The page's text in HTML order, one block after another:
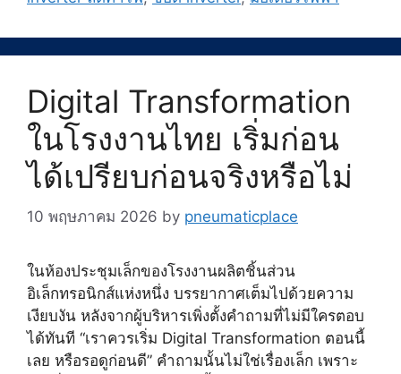
Digital Transformation
ในโรงงานไทย เริ่มก่อน
ได้เปรียบก่อนจริงหรือไม่
10 พฤษภาคม 2026 by pneumaticplace
ในห้องประชุมเล็กของโรงงานผลิตชิ้นส่วน
อิเล็กทรอนิกส์แห่งหนึ่ง บรรยากาศเต็มไปด้วยความ
เงียบงัน หลังจากผู้บริหารเพิ่งตั้งคำถามที่ไม่มีใครตอบ
ได้ทันที “เราควรเริ่ม Digital Transformation ตอนนี้
เลย หรือรอดูก่อนดี” คำถามนั้นไม่ใช่เรื่องเล็ก เพราะ